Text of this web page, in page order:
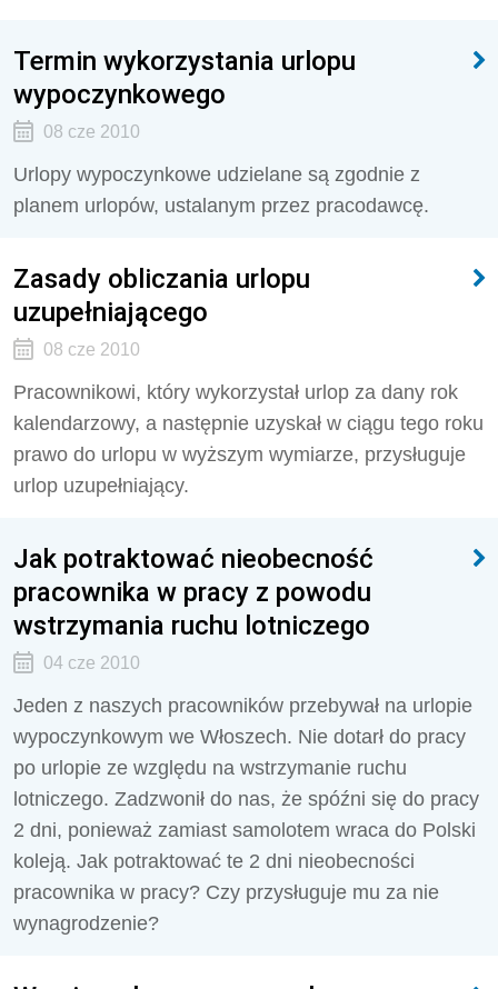
Termin wykorzystania urlopu
wypoczynkowego
08 cze 2010
Urlopy wypoczynkowe udzielane są zgodnie z
planem urlopów, ustalanym przez pracodawcę.
Zasady obliczania urlopu
uzupełniającego
08 cze 2010
Pracownikowi, który wykorzystał urlop za dany rok
kalendarzowy, a następnie uzyskał w ciągu tego roku
prawo do urlopu w wyższym wymiarze, przysługuje
urlop uzupełniający.
Jak potraktować nieobecność
pracownika w pracy z powodu
wstrzymania ruchu lotniczego
04 cze 2010
Jeden z naszych pracowników przebywał na urlopie
wypoczynkowym we Włoszech. Nie dotarł do pracy
po urlopie ze względu na wstrzymanie ruchu
lotniczego. Zadzwonił do nas, że spóźni się do pracy
2 dni, ponieważ zamiast samolotem wraca do Polski
koleją. Jak potraktować te 2 dni nieobecności
pracownika w pracy? Czy przysługuje mu za nie
wynagrodzenie?